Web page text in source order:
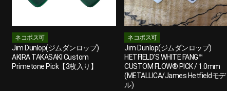
ネコポス可
Jim Dunlop(ジムダンロップ)
AKIRA TAKASAKI Custom
Primetone Pick【3枚入り】
ネコポス可
Jim Dunlop(ジムダンロップ)
HETFIELD’S WHITE FANG™
CUSTOM FLOW® PICK / 1.0mm
(METALLICA/James Hetfieldモデ
ル)